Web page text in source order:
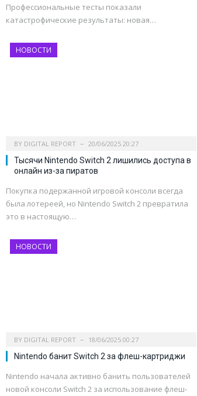
Профессиональные тесты показали
катастрофические результаты: новая…
НОВОСТИ
BY DIGITAL REPORT 20/06/2025 20:27
Тысячи Nintendo Switch 2 лишились доступа в
онлайн из-за пиратов
Покупка подержанной игровой консоли всегда
была лотереей, но Nintendo Switch 2 превратила
это в настоящую…
НОВОСТИ
BY DIGITAL REPORT 18/06/2025 00:27
Nintendo банит Switch 2 за флеш-картриджи
Nintendo начала активно банить пользователей
новой консоли Switch 2 за использование флеш-